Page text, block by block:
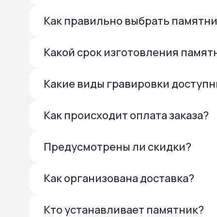
Как правильно выбрать
Какой срок изготовления
Какие виды гравировки
Как происходит оплата заказа?
Предусмотрены ли скидки?
Как организована доставка?
Кто устанавливает памятник?